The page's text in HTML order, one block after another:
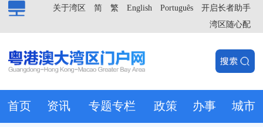
开启长者助手
Português
English
繁
简
关于湾区
湾区随心配
首页 资讯 专题专栏 政策 办事 城市